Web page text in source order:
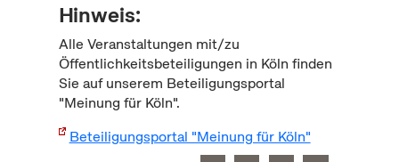
Hinweis:
Alle Veranstaltungen mit/zu
Öffentlichkeitsbeteiligungen in Köln finden
Sie auf unserem Beteiligungsportal
"Meinung für Köln".
Beteiligungsportal "Meinung für Köln"